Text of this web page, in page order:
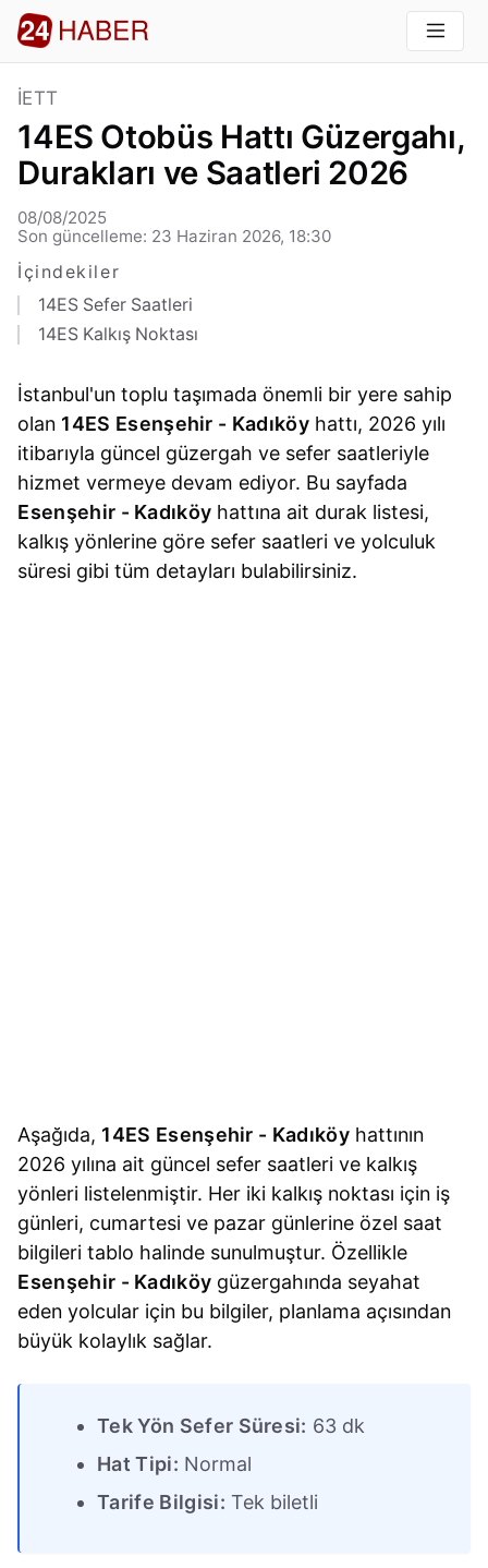
İETT
14ES Otobüs Hattı Güzergahı,
Durakları ve Saatleri 2026
08/08/2025
Son güncelleme: 23 Haziran 2026, 18:30
İçindekiler
14ES Sefer Saatleri
14ES Kalkış Noktası
İstanbul'un toplu taşımada önemli bir yere sahip
olan 14ES Esenşehir - Kadıköy hattı, 2026 yılı
itibarıyla güncel güzergah ve sefer saatleriyle
hizmet vermeye devam ediyor. Bu sayfada
Esenşehir - Kadıköy hattına ait durak listesi,
kalkış yönlerine göre sefer saatleri ve yolculuk
süresi gibi tüm detayları bulabilirsiniz.
Aşağıda, 14ES Esenşehir - Kadıköy hattının
2026 yılına ait güncel sefer saatleri ve kalkış
yönleri listelenmiştir. Her iki kalkış noktası için iş
günleri, cumartesi ve pazar günlerine özel saat
bilgileri tablo halinde sunulmuştur. Özellikle
Esenşehir - Kadıköy güzergahında seyahat
eden yolcular için bu bilgiler, planlama açısından
büyük kolaylık sağlar.
Tek Yön Sefer Süresi: 63 dk
Hat Tipi: Normal
Tarife Bilgisi: Tek biletli